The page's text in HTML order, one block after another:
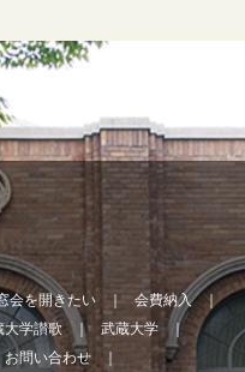
会を開きたい
会費納入
大学讃歌
武蔵大学
お問い合わせ